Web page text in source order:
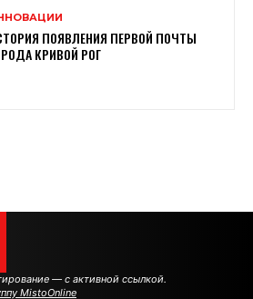
ПОЯВЛЕНИЯ ПЕРВОЙ ПОЧТЫ
КРИВОЙ РОГ
— с активной ссылкой.
MistoOnline